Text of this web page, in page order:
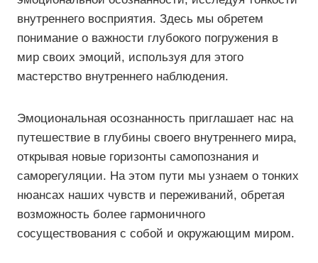
внутреннего восприятия. Здесь мы обретем
понимание о важности глубокого погружения в
мир своих эмоций, используя для этого
мастерство внутреннего наблюдения.
Эмоциональная осознанность приглашает нас на
путешествие в глубины своего внутреннего мира,
открывая новые горизонты самопознания и
саморегуляции. На этом пути мы узнаем о тонких
нюансах наших чувств и переживаний, обретая
возможность более гармоничного
сосуществования с собой и окружающим миром.